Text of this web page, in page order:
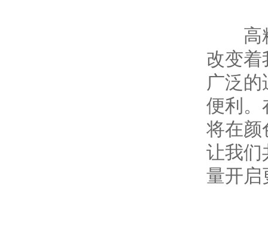
高精
改变着
广泛
便利。
将在颜
让我们
量开启